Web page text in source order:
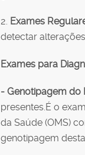
2. Exames
detectar
Exames para
- Genotipagem do
presentes.É o
da Saúde (OMS)
genotipagem